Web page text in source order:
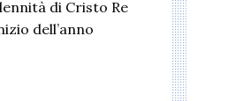
di Cristo Re
dell’anno